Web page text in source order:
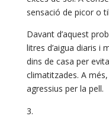
sensació de picor o
Davant d’aquest
litres d’aigua diaris i
dins de casa per
climatitzades. A més,
agressius per la pell.